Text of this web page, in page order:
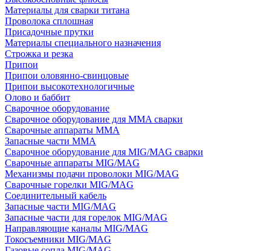
Материалы для сварки титана
Проволока сплошная
Присадочные прутки
Материалы специального назначения
Строжка и резка
Припои
Припои оловянно-свинцовые
Припои высокотехнологичные
Олово и баббит
Сварочное оборудование
Сварочное оборудование для MMA сварки
Сварочные аппараты MMA
Запасные части MMA
Сварочное оборудование для MIG/MAG сварки
Сварочные аппараты MIG/MAG
Механизмы подачи проволоки MIG/MAG
Сварочные горелки MIG/MAG
Соединительный кабель
Запасные части MIG/MAG
Запасные части для горелок MIG/MAG
Направляющие каналы MIG/MAG
Токосъемники MIG/MAG